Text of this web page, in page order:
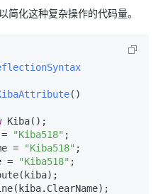
简化这种复杂操作的代码量。
()
Kiba();
=
"Kiba518" ;
=
"Kiba518" ;
=
"Kiba518" ;